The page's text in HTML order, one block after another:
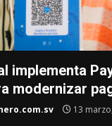
implementa
modernizar
13